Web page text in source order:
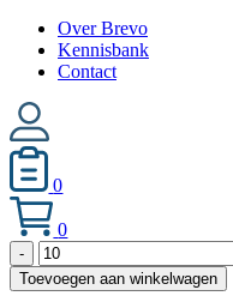
Over Brevo
Kennisbank
Contact
0
0
-
Brevoflex-
AF-
205
Toevoegen aan winkelwagen